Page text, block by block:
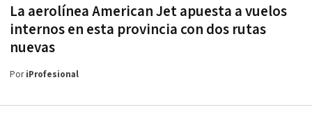
La aerolínea American Jet apuesta a vuelos
internos en esta provincia con dos rutas
nuevas
PoriProfesional